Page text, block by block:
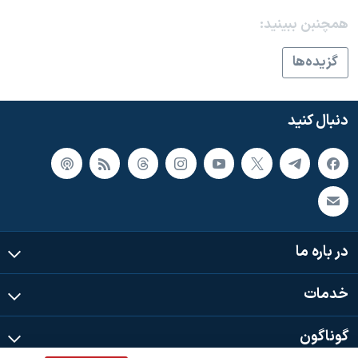
همچنبن ببینید:
گزيده‌ها
دنبال کنید
در باره ما
خدمات
گوناگون